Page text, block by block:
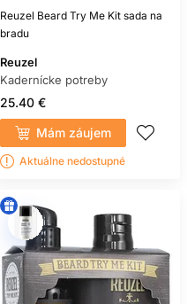
Reuzel Beard Try Me Kit sada na
bradu
Reuzel
Kadernícke potreby
25.40 €
Mám záujem
Aktuálne nedostupné